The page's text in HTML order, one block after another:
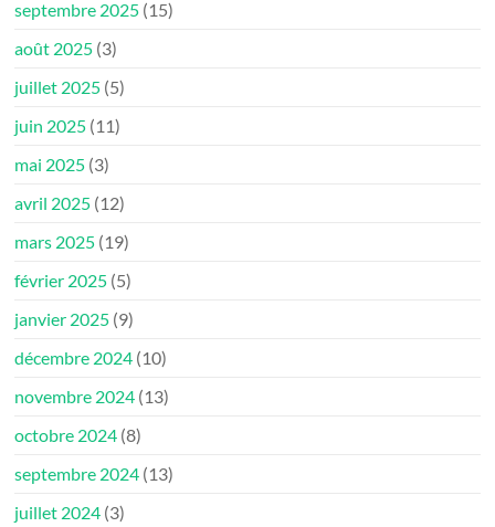
septembre 2025 (15)
août 2025 (3)
juillet 2025 (5)
juin 2025 (11)
mai 2025 (3)
avril 2025 (12)
mars 2025 (19)
février 2025 (5)
janvier 2025 (9)
décembre 2024 (10)
novembre 2024 (13)
octobre 2024 (8)
septembre 2024 (13)
juillet 2024 (3)